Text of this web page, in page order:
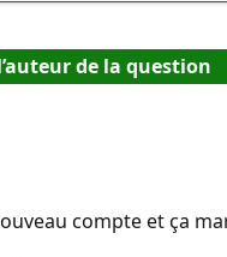
de la question
compte et ça